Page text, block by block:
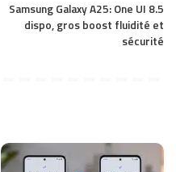
Samsung Galaxy A25: One UI 8.5
dispo, gros boost fluidité et
sécurité